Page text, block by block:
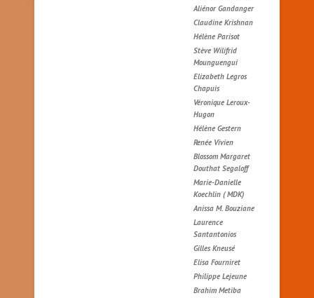
Aliénor Gandanger
Claudine Krishnan
Hélène Parisot
Stève Wilifrid
Mounguengui
Elizabeth Legros
Chapuis
Véronique Leroux-
Hugon
Hélène Gestern
Renée Vivien
Blossom Margaret
Douthat Segaloff
Marie-Danielle
Koechlin ( MDK)
Anissa M. Bouziane
Laurence
Santantonios
Gilles Kneusé
Elisa Fourniret
Philippe Lejeune
Brahim Metiba